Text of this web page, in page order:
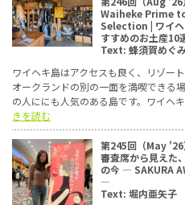
Waiheke Prime
Selection | ワイヘ
すすめのお土産10
Text: 蜂須賀めぐ
ワイヘキ島はアクセスも良く、リゾー
オークランドの別の一面を満喫できる
の人ににも人気のある島です。ワイヘ
きを読む
第245回（May '26
審査席から見えた
の今 ― SAKURA
―
Text: 堀内亜矢子